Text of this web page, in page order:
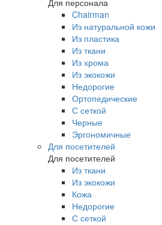
Для персонала
Chairman
Из натуральной кожи
Из пластика
Из ткани
Из хрома
Из экокожи
Недорогие
Ортопедические
С сеткой
Черные
Эргономичные
Для посетителей
Для посетителей
Из ткани
Из экокожи
Кожа
Недорогие
С сеткой